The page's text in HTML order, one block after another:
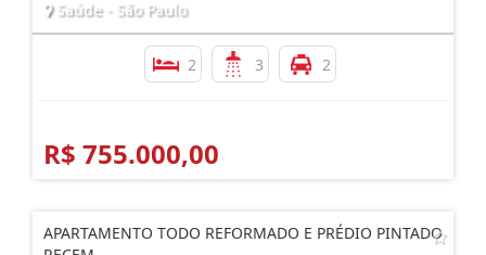
Saúde - São Paulo
2 3 2
R$ 755.000,00
APARTAMENTO TODO REFORMADO E PRÉDIO PINTADO